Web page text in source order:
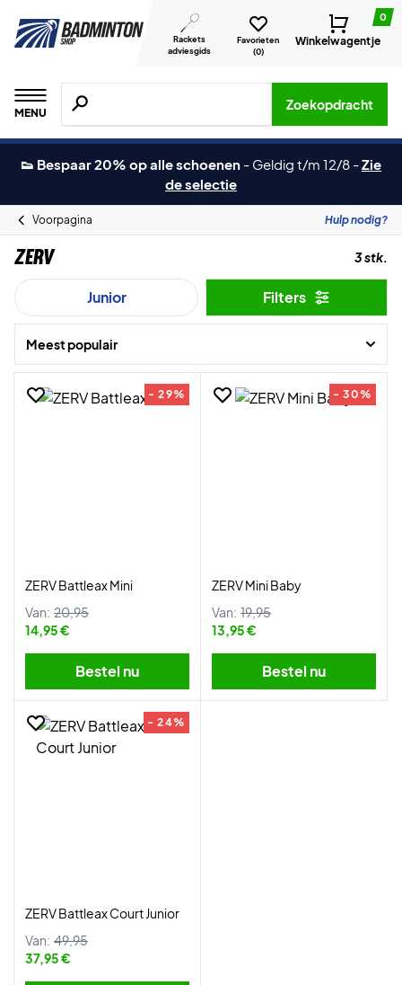
Rackets
adviesgids
Favorieten
(0)
0
Winkelwagentje
MENU
Zoeken naar producten, merken etc.
Zoekopdracht
👟 Bespaar 20% op alle schoenen - Geldig t/m 12/8 -Zie
de selectie
Voorpagina Hulp nodig?
ZERV 3 stk.
Junior Filters
Meest populair
- 29%
ZERV Battleax Mini
Van: 20,95
14,95 €
Bestel nu
- 30%
ZERV Mini Baby
Van: 19,95
13,95 €
Bestel nu
- 24%
ZERV Battleax Court Junior
Van: 49,95
37,95 €